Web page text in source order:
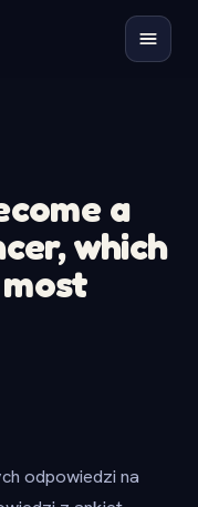
a
which
odpowiedzi na